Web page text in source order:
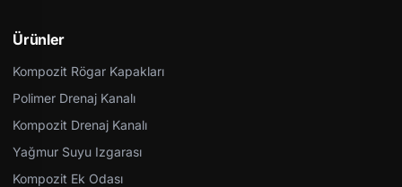
Ürünler
Kompozit Rögar Kapakları
Polimer Drenaj Kanalı
Kompozit Drenaj Kanalı
Yağmur Suyu Izgarası
Kompozit Ek Odası